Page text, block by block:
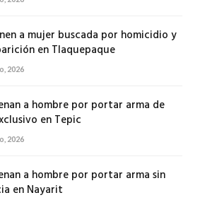
a mujer buscada por homicidio y
en Tlaquepaque
2026
a hombre por portar arma de
en Tepic
2026
a hombre por portar arma sin
en Nayarit